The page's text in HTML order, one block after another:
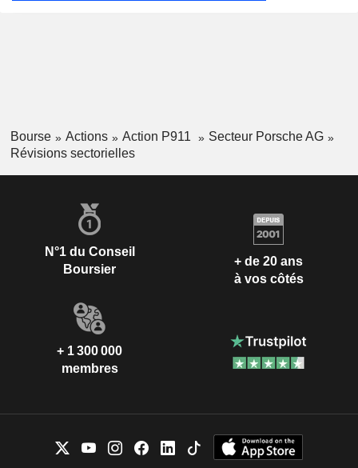
Bourse Actions Action P911
Secteur Porsche AG
Révisions sectorielles
N°1 du Conseil
Boursier
+ de 20 ans
à vos côtés
+ 1 300 000
membres